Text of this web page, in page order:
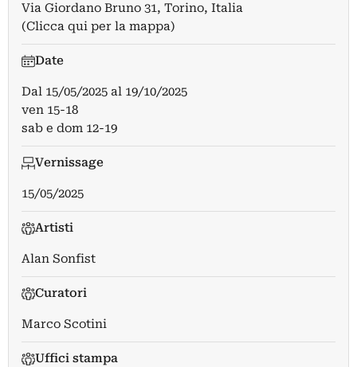
Via Giordano Bruno 31, Torino, Italia
(Clicca qui per la mappa)
Date
Dal 15/05/2025 al 19/10/2025
ven 15-18
sab e dom 12-19
Vernissage
15/05/2025
Artisti
Alan Sonfist
Curatori
Marco Scotini
Uffici stampa